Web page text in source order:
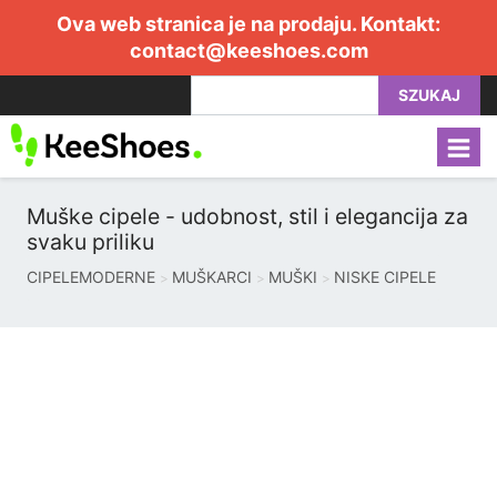
Ova web stranica je na prodaju. Kontakt:
contact@keeshoes.com
SZUKAJ
Muške cipele - udobnost, stil i elegancija za
svaku priliku
CIPELEMODERNE MUŠKARCI MUŠKI NISKE CIPELE